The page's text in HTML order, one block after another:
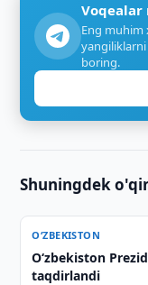
Voqealar
Eng muhim
boring.
Shuningdek
O‘ZBEKISTON
Oʻzbekiston
taqdirlandi